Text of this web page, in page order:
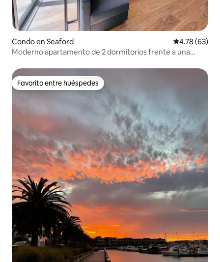
Condo en Seaford Calificación
4.78 (63)
Moderno apartamento de 2 dormitorios frente a una
Favorito entre huéspedes
Favorito entre huéspedes